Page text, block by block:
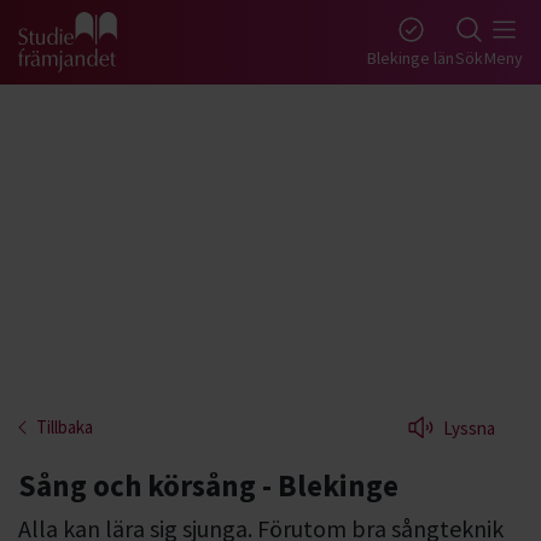
Gå till studiefrämjandets startsida Blekinge länSökMeny
Tillbaka Lyssna
Sång och körsång - Blekinge
Alla kan lära sig sjunga. Förutom bra sångteknik